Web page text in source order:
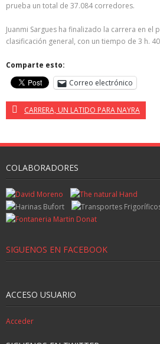
prueba un total de 37.084 corredores.
Juanmi Sargues ha finalizado la carrera en el
clasificación general, con un tiempo de 3 h.
Comparte esto:
Correo electrónico
CARRERA, UN LATIDO PARA NAYRA
COLABORADORES
SIGUENOS EN FACEBOOK
ACCESO USUARIO
Acceder